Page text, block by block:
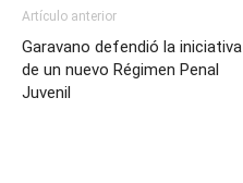
Artículo anterior
Garavano defendió la iniciativa
de un nuevo Régimen Penal
Juvenil